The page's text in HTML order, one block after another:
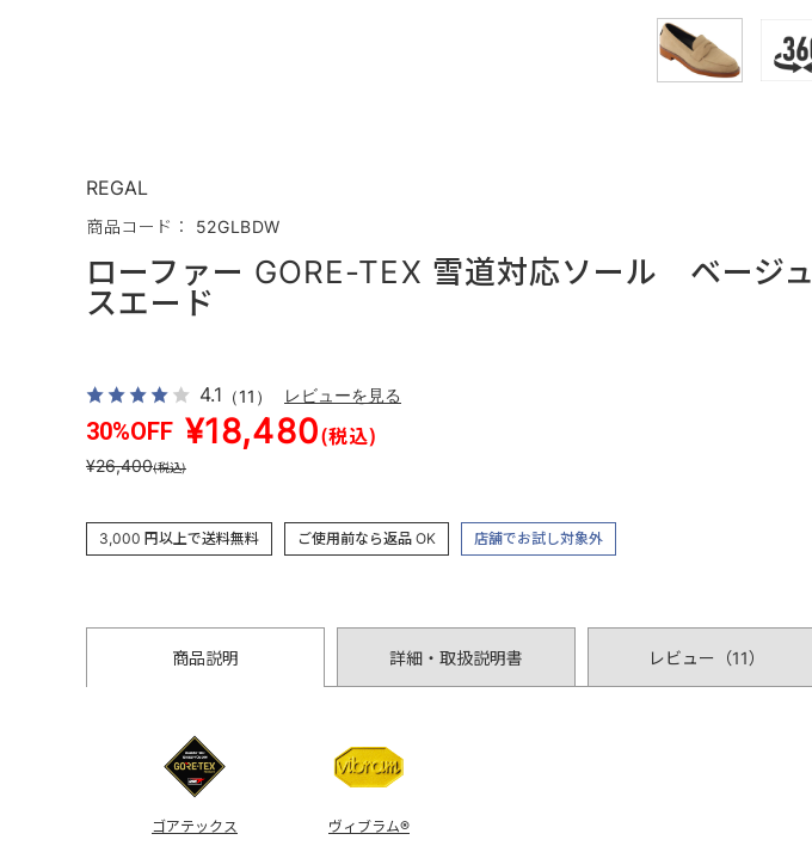
REGAL
商品コード： 52GLBDW
ローファー GORE-TEX 雪道対応ソール ベージュ
スエード
4.1 （11） レビューを見る
30%OFF ¥18,480(税込)
¥26,400(税込)
3,000 円以上で送料無料 ご使用前なら返品 OK 店舗でお試し対象外
商品説明 詳細・取扱説明書 レビュー（11）
ゴアテックス ヴィブラム®